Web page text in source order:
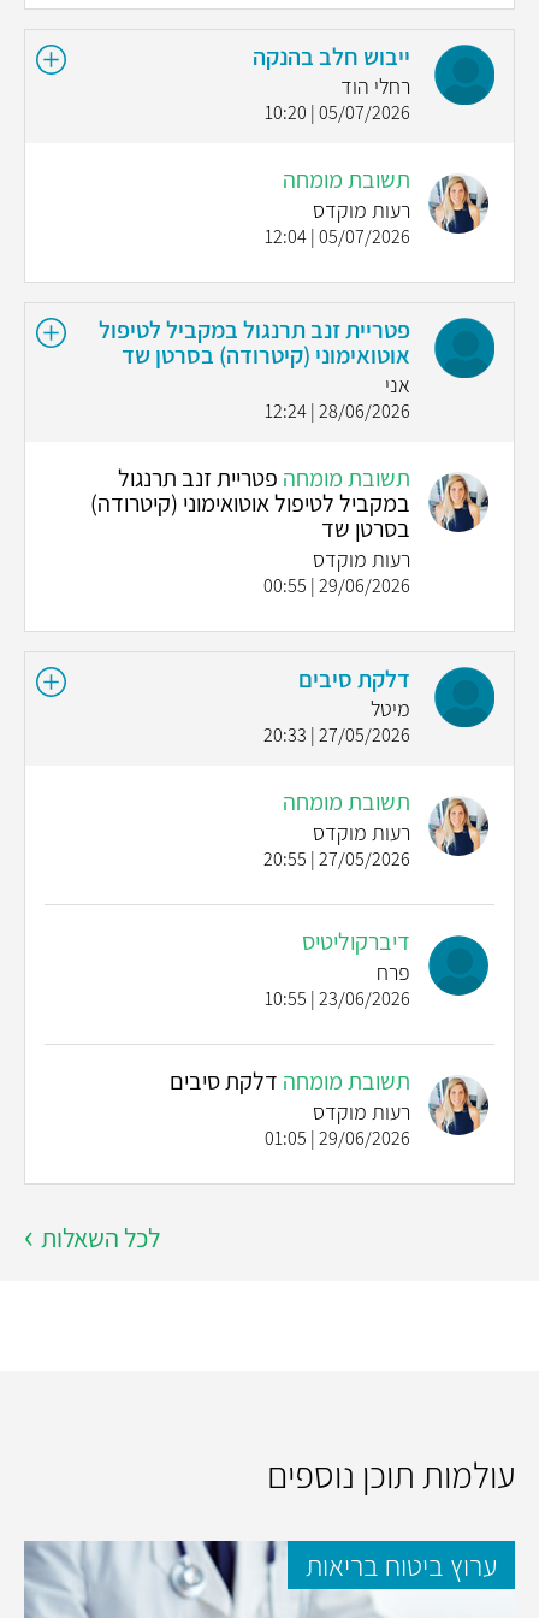
ייבוש חלב בהנקה
רחלי הוד
05/07/2026 | 10:20
תשובת מומחה
רעות מוקדס
05/07/2026 | 12:04
פטריית זנב תרנגול במקביל לטיפול
אוטואימוני (קיטרודה) בסרטן שד
אני
28/06/2026 | 12:24
תשובת מומחה פטריית זנב תרנגול
במקביל לטיפול אוטואימוני (קיטרודה)
בסרטן שד
רעות מוקדס
29/06/2026 | 00:55
דלקת סיבים
מיטל
27/05/2026 | 20:33
תשובת מומחה
רעות מוקדס
27/05/2026 | 20:55
דיברקוליטיס
פרח
23/06/2026 | 10:55
תשובת מומחה דלקת סיבים
רעות מוקדס
29/06/2026 | 01:05
לכל השאלות
עולמות תוכן נוספים
ערוץ ביטוח בריאות